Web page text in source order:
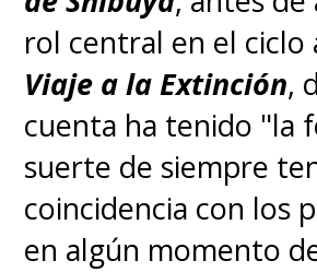
rol central en el ciclo
Viaje a la Extinción,
cuenta ha tenido "la
suerte de siempre
coincidencia con los
en algún momento